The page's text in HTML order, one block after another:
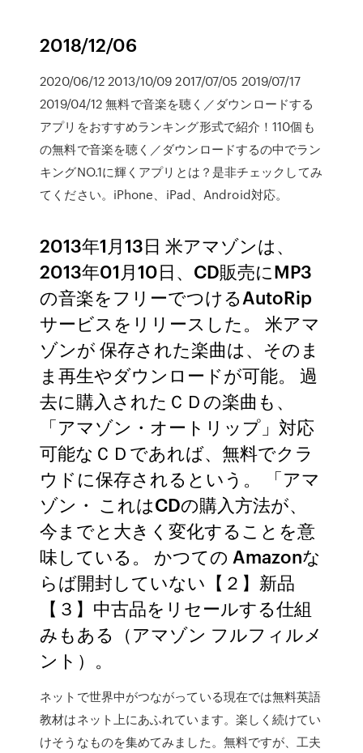
2018/12/06
2020/06/12 2013/10/09 2017/07/05 2019/07/17
2019/04/12 無料で音楽を聴く／ダウンロードする
アプリをおすすめランキング形式で紹介！110個も
の無料で音楽を聴く／ダウンロードするの中でラン
キングNO.1に輝くアプリとは？是非チェックしてみ
てください。iPhone、iPad、Android対応。
2013年1月13日 米アマゾンは、
2013年01月10日、CD販売にMP3
の音楽をフリーでつけるAutoRip
サービスをリリースした。 米アマ
ゾンが 保存された楽曲は、そのま
ま再生やダウンロードが可能。 過
去に購入されたＣＤの楽曲も、
「アマゾン・オートリップ」対応
可能なＣＤであれば、無料でクラ
ウドに保存されるという。 「アマ
ゾン・ これはCDの購入方法が、
今までと大きく変化することを意
味している。 かつての Amazonな
らば開封していない【２】新品
【３】中古品をリセールする仕組
みもある（アマゾン フルフィルメ
ント）。
ネットで世界中がつながっている現在では無料英語
教材はネット上にあふれています。楽しく続けてい
けそうなものを集めてみました。無料ですが、工夫